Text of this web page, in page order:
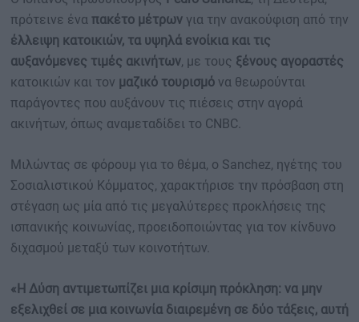
ΚΑΡΑΜΠΟΛΕΣ
ΟΡΟΙ ΧΡΗΣΗΣ
ΕΠΙΚΟΙΝΩΝΙΑ
πρότεινε ένα πακέτο μέτρων για την ανακούφιση από την
έλλειψη κατοικιών, τα υψηλά ενοίκια και τις
αυξανόμενες τιμές ακινήτων, με τους ξένους αγοραστές
κατοικιών και τον μαζικό τουρισμό να θεωρούνται
παράγοντες που αυξάνουν τις πιέσεις στην αγορά
ακινήτων, όπως αναμεταδίδει το CNBC.
Μιλώντας σε φόρουμ για το θέμα, ο Sanchez, ηγέτης του
Σοσιαλιστικού Κόμματος, χαρακτήρισε την πρόσβαση στη
στέγαση ως μία από τις μεγαλύτερες προκλήσεις της
ισπανικής κοινωνίας, προειδοποιώντας για τον κίνδυνο
διχασμού μεταξύ των κοινοτήτων.
«Η Δύση αντιμετωπίζει μια κρίσιμη πρόκληση: να μην
εξελιχθεί σε μια κοινωνία διαιρεμένη σε δύο τάξεις, αυτή